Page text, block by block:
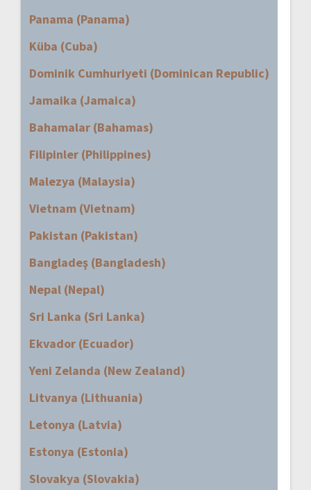
Panama (Panama)
Küba (Cuba)
Dominik Cumhuriyeti (Dominican Republic)
Jamaika (Jamaica)
Bahamalar (Bahamas)
Filipinler (Philippines)
Malezya (Malaysia)
Vietnam (Vietnam)
Pakistan (Pakistan)
Bangladeş (Bangladesh)
Nepal (Nepal)
Sri Lanka (Sri Lanka)
Ekvador (Ecuador)
Yeni Zelanda (New Zealand)
Litvanya (Lithuania)
Letonya (Latvia)
Estonya (Estonia)
Slovakya (Slovakia)